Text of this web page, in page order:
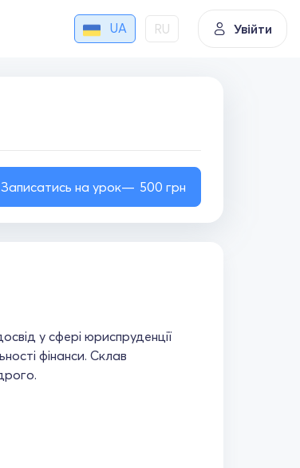
UA RU Увійти
Записатись на урок 500 грн
у сфері юриспруденції
фінанси. Склав